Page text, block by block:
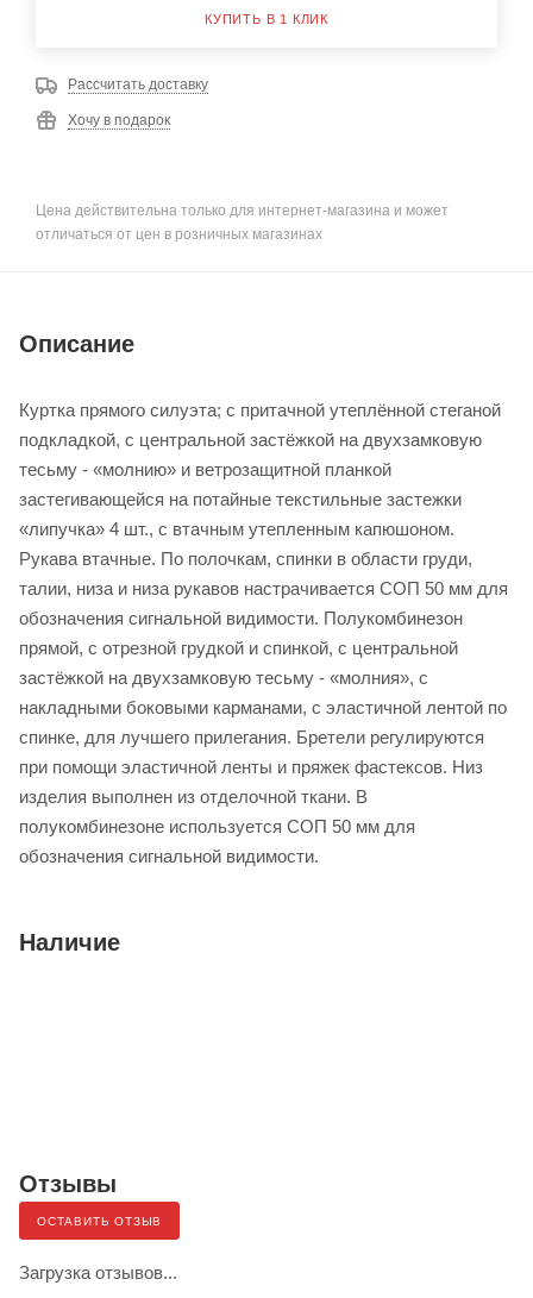
КУПИТЬ В 1 КЛИК
Рассчитать доставку
Хочу в подарок
Цена действительна только для интернет-магазина и может
отличаться от цен в розничных магазинах
Описание
Куртка прямого силуэта; с притачной утеплённой стеганой
подкладкой, с центральной застёжкой на двухзамковую
тесьму - «молнию» и ветрозащитной планкой
застегивающейся на потайные текстильные застежки
«липучка» 4 шт., с втачным утепленным капюшоном.
Рукава втачные. По полочкам, спинки в области груди,
талии, низа и низа рукавов настрачивается СОП 50 мм для
обозначения сигнальной видимости. Полукомбинезон
прямой, с отрезной грудкой и спинкой, с центральной
застёжкой на двухзамковую тесьму - «молния», с
накладными боковыми карманами, с эластичной лентой по
спинке, для лучшего прилегания. Бретели регулируются
при помощи эластичной ленты и пряжек фастексов. Низ
изделия выполнен из отделочной ткани. В
полукомбинезоне используется СОП 50 мм для
обозначения сигнальной видимости.
Наличие
Отзывы
ОСТАВИТЬ ОТЗЫВ
Загрузка отзывов...